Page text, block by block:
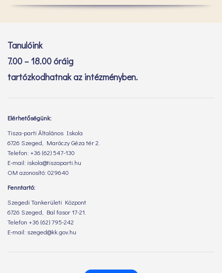
Tanulóink
7.00 – 18.00 óráig
tartózkodhatnak az intézményben.
Elérhetőségünk:
Tisza-parti Általános Iskola
6726 Szeged, Maróczy Géza tér 2.
Telefon: +36 (62) 547-130
E-mail: iskola@tiszaparti.hu
OM azonosító: 029640
Fenntartó:
Szegedi Tankerületi Központ
6726 Szeged, Bal fasor 17-21.
Telefon +36 (62) 795-242
E-mail: szeged@kk.gov.hu